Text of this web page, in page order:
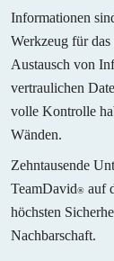
Informationen
Werkzeug für
Austausch von
vertraulichen
volle Kontrolle
Wänden.
Zehntausende
TeamDavid® auf
höchsten
Nachbarschaft.